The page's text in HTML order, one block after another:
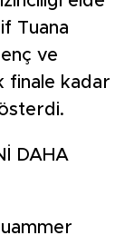
Tuana
ve
finale kadar
DAHA